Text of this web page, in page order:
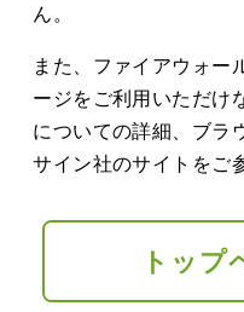
ん。
また、ファイアウォー
ージをご利用いただけ
についての詳細、ブラ
サイン社のサイトをご
トップ